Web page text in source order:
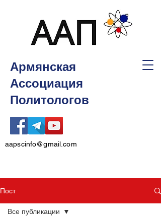
Армянская
Ассоциация
Политологов
aapscinfo@gmail.com
Пост
Все публикации